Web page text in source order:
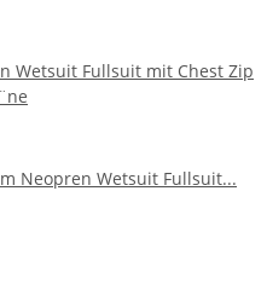
Wetsuit Fullsuit mit Chest Zip